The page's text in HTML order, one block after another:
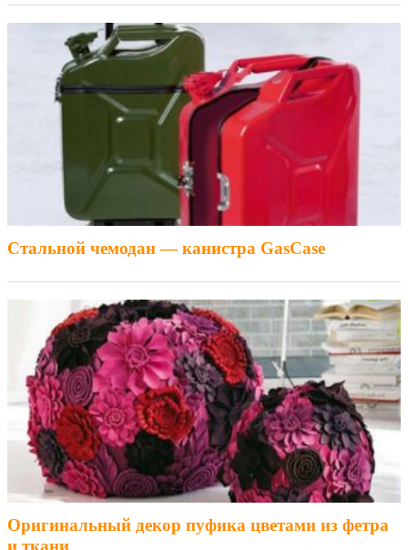
Стальной чемодан — канистра GasCase
Оригинальный декор пуфика цветами из фетра
и ткани